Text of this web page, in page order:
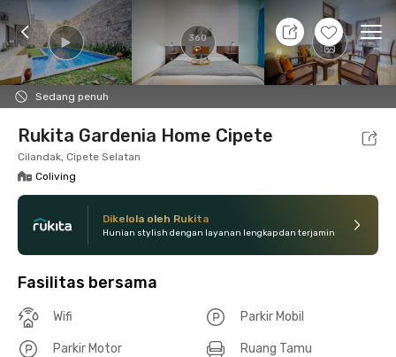
360 +11
Sedang penuh
9 Agt 26 - Belum tahu
Foto Fasilitas bersama Lokasi Kamar
Rukita Gardenia Home Cipete
Cilandak, Cipete Selatan
Coliving
Dikelola oleh Rukita
Hunian stylish dengan layanan lengkap dan terjamin
Fasilitas bersama
Wifi Parkir Mobil
Parkir Motor Ruang Tamu